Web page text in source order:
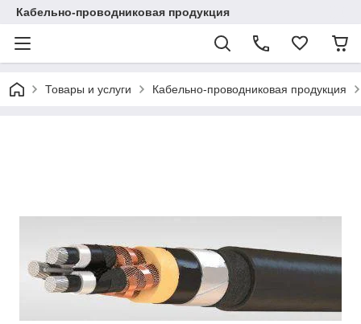
Кабельно-проводниковая продукция
Товары и услуги Кабельно-проводниковая продукция